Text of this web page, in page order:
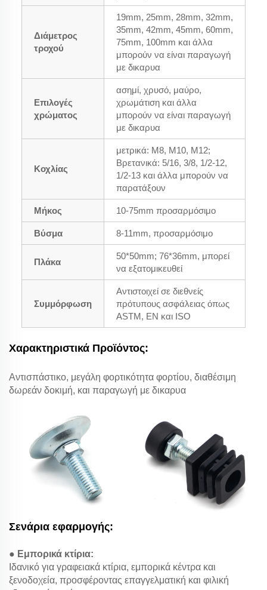
Διάμετρος
τροχού
19mm, 25mm, 28mm, 32mm,
35mm, 42mm, 45mm, 60mm,
75mm, 100mm και άλλα
μπορούν να είναι παραγωγή
με δικαρυα
Επιλογές
χρώματος
ασημί, χρυσό, μαύρο,
χρωμάτιση και άλλα
μπορούν να είναι παραγωγή
με δικαρυα
Κοχλίας
μετρικά: M8, M10, M12;
Βρετανικά: 5/16, 3/8, 1/2-12,
1/2-13 και άλλα μπορούν να
παρατάξουν
Μήκος 10-75mm προσαρμόσιμο
Βύσμα 8-11mm, προσαρμόσιμο
Πλάκα
50*50mm; 76*36mm, μπορεί
να εξατομικευθεί
Συμμόρφωση
Αντιστοιχεί σε διεθνείς
πρότυπους ασφάλειας όπως
ASTM, EN και ISO
Χαρακτηριστικά Προϊόντος:
Αντισπάστικο, μεγάλη φορτικότητα φορτίου, διαθέσιμη
δωρεάν δοκιμή, και παραγωγή με δικαρυα
Σενάρια εφαρμογής:
● Εμπορικά κτίρια:
Ιδανικό για γραφειακά κτίρια, εμπορικά κέντρα και
ξενοδοχεία, προσφέροντας επαγγελματική και φιλική